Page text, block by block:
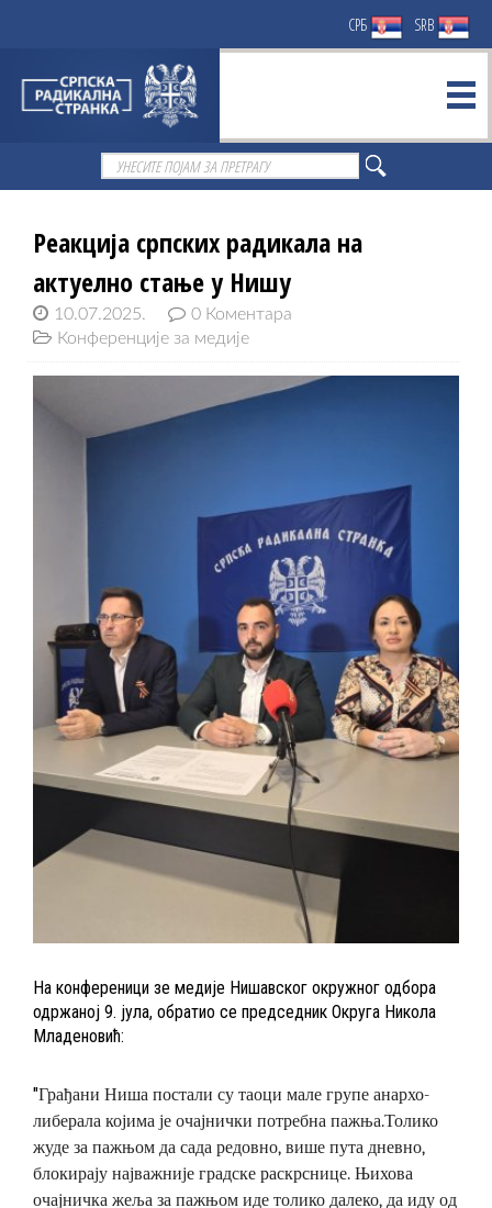
СРБ SRB
Реакција српских радикала на
актуелно стање у Нишу
10.07.2025.
0 Коментара
Конференције за медије
На конференици зе медије Нишавског окружног одбора
одржаној 9. јула, обратио се председник Округа Никола
Младеновић:
"Грађани Ниша постали су таоци мале групе анархо-
либерала којима је очајнички потребна пажња.Толико
жуде за пажњом да сада редовно, више пута дневно,
блокирају најважније градске раскрснице. Њихова
очајничка жеља за пажњом иде толико далеко, да иду од